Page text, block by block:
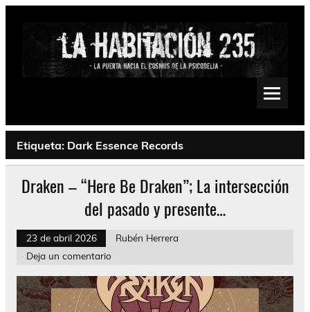
Saltar
Psychedelic, Stoner, Doom, Sludge, Fuzz, Space, Drone
Etiqueta: Dark Essence Records
Draken – “Here Be Draken”; La intersección
del pasado y presente…
23 de abril 2026
Rubén Herrera
Deja un comentario